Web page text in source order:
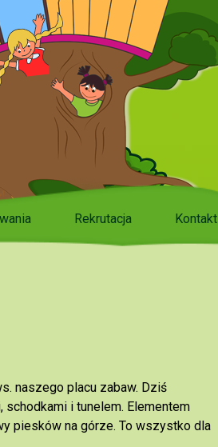
Rekrutacja Kontakt
naszego placu zabaw. Dziś
i tunelem. Elementem
piesków na górze. To wszystko dla